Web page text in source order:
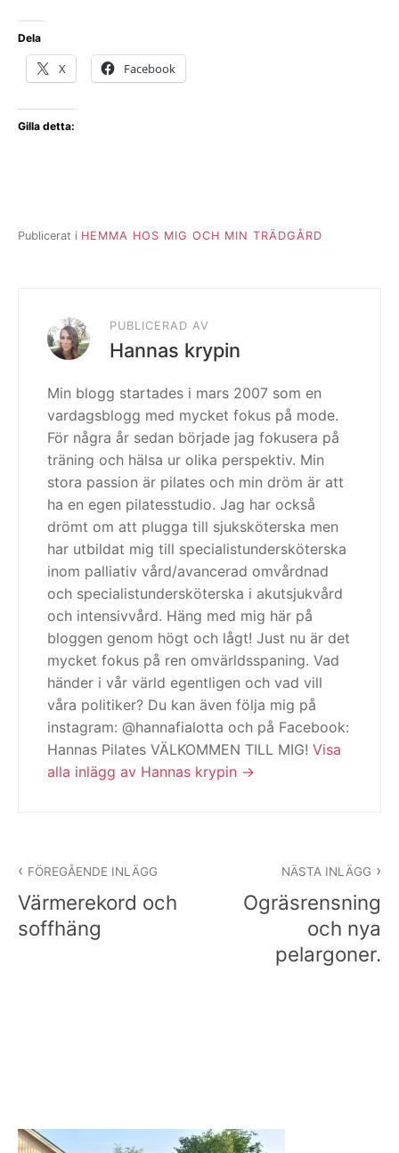
Dela
X Facebook
Gilla detta:
Publicerat i HEMMA HOS MIG OCH MIN TRÄDGÅRD
PUBLICERAD AV
Hannas krypin
Min blogg startades i mars 2007 som en
vardagsblogg med mycket fokus på mode.
För några år sedan började jag fokusera på
träning och hälsa ur olika perspektiv. Min
stora passion är pilates och min dröm är att
ha en egen pilatesstudio. Jag har också
drömt om att plugga till sjuksköterska men
har utbildat mig till specialistundersköterska
inom palliativ vård/avancerad omvårdnad
och specialistundersköterska i akutsjukvård
och intensivvård. Häng med mig här på
bloggen genom högt och lågt! Just nu är det
mycket fokus på ren omvärldsspaning. Vad
händer i vår värld egentligen och vad vill
våra politiker? Du kan även följa mig på
instagram: @hannafialotta och på Facebook:
Hannas Pilates VÄLKOMMEN TILL MIG! Visa
alla inlägg av Hannas krypin
FÖREGÅENDE INLÄGG
Värmerekord och
soffhäng
NÄSTA INLÄGG
Ogräsrensning
och nya
pelargoner.